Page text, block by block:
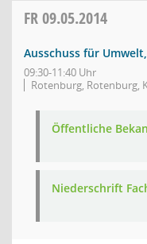
FR09.05.2014
Ausschuss für
09:30-11:40 Uhr
Rotenburg, Rotenburg,
Öffentliche
Niederschrift